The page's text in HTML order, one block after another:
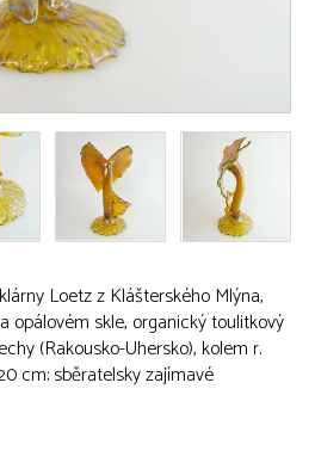
Loetz z Klášterského Mlýna,
opálovém skle, organický toulitkový
(Rakousko-Uhersko), kolem r.
cm; sběratelsky zajímavé